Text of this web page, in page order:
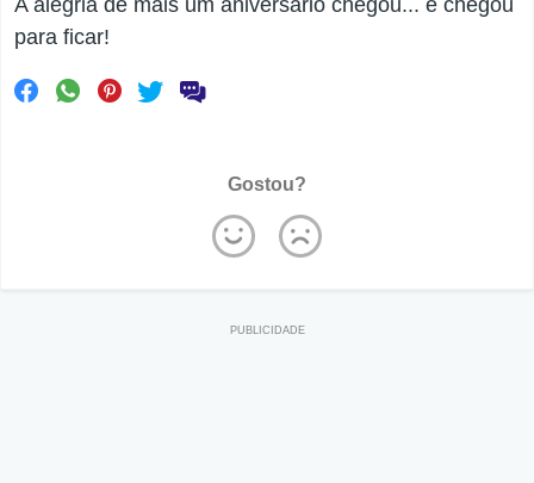
A alegria de mais um aniversário chegou... e chegou
para ficar!
Gostou?